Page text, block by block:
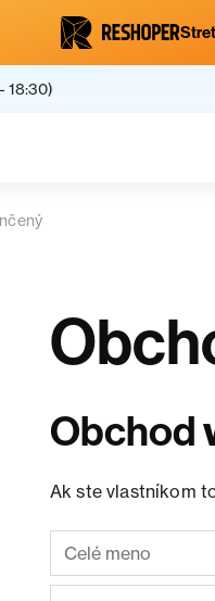
18:30)
Obchod
Ak ste vlastníkom